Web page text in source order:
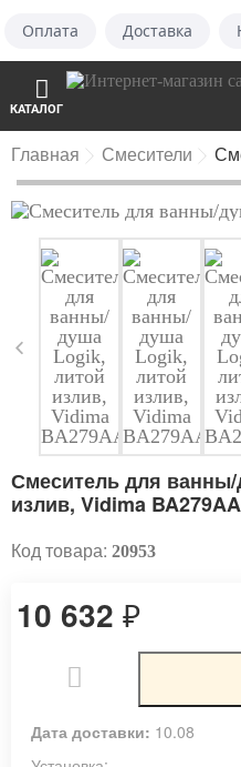
Оплата Доставка
КАТАЛОГ
Главная Смесители
Смеситель для
излив, Vidima BA279AA
Код товара: 20953
10 632 ₽
Дата доставки: 10.08